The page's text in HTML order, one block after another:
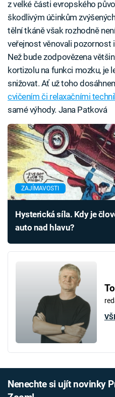
z velké části evropského
škodlivým účinkům
tělní tkáně však rozhodně
veřejnost věnovali
Než bude zodpovězena
kortizolu na funkci mozku, je
snižovat. Ať už toho
cvičením či relaxačními
samé výhody. Jana Patková
ZAJÍMAVOSTI
Hysterická síla. Kdy je
auto nad hlavu?
Nenechte si ujít novinky